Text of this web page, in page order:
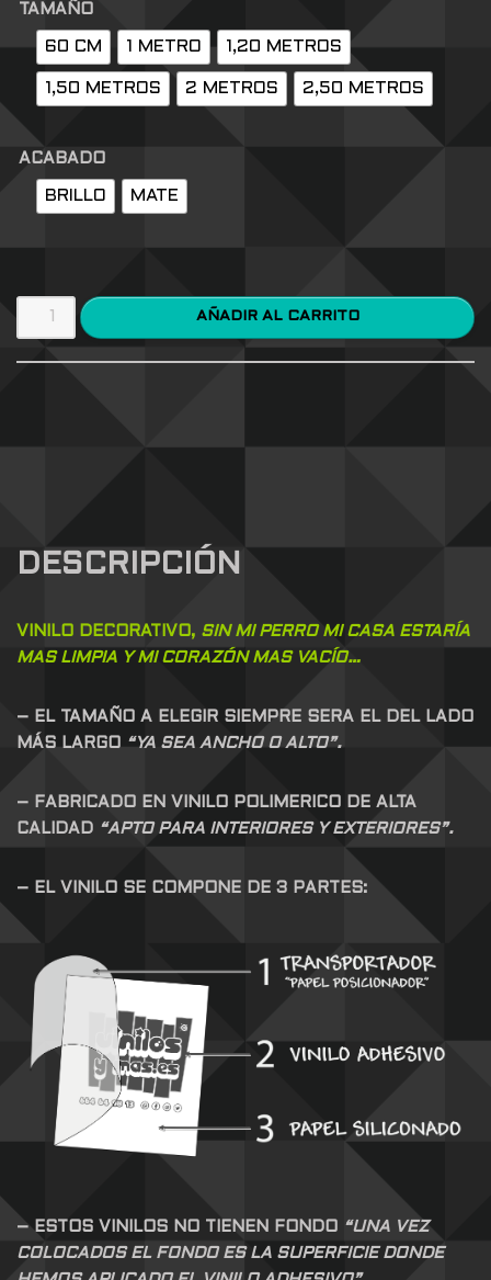
TAMAÑO
60 CM 1 METRO 1,20 METROS
1,50 METROS 2 METROS 2,50 METROS
ACABADO
BRILLO MATE
AÑADIR AL CARRITO
DESCRIPCIÓN
VINILO DECORATIVO, SIN MI PERRO MI CASA ESTARÍA
MAS LIMPIA Y MI CORAZÓN MAS VACÍO…
– EL TAMAÑO A ELEGIR SIEMPRE SERA EL DEL LADO
MÁS LARGO
“YA SEA ANCHO O ALTO”.
– FABRICADO EN VINILO POLIMERICO DE ALTA
CALIDAD “APTO PARA INTERIORES Y EXTERIORES”.
– EL VINILO SE COMPONE DE 3 PARTES:
– ESTOS VINILOS NO TIENEN FONDO
“UNA VEZ
COLOCADOS EL FONDO ES LA SUPERFICIE DONDE